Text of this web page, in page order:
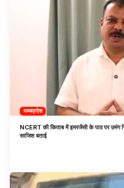
मध्यप्रदेश
NCERT की किताब में इमरजेंसी के पाठ पर उमंग
साजिश बताई